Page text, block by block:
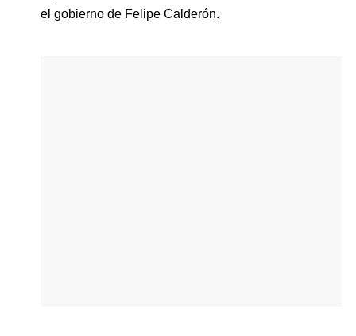
el gobierno de Felipe Calderón.